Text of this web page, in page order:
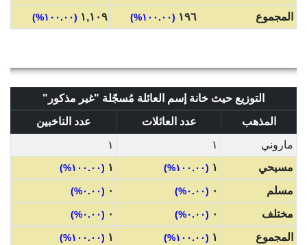
المجموع ١٩٦ (١٠٠.٠٠%) ١,١٠٩ (١٠٠.٠٠%)
التوزيع حيث خانة إسم العائلة مُسجّلة "غير مذكور"
المذهب
عدد العائلات
عدد الناخبين
ماروني
١
١
مسيحي
١ (١٠٠.٠٠%) ١ (١٠٠.٠٠%)
مسلم ٠ (٠.٠٠%) ٠ (٠.٠٠%)
مختلف ٠ (٠.٠٠%) ٠ (٠.٠٠%)
المجموع ١ (١٠٠.٠٠%) ١ (١٠٠.٠٠%)